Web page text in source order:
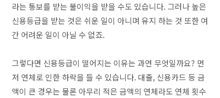
라는 통보를 받는 불이익을 받을 수도 있습니다. 그러나 높은
신용등급을 받는 것은 쉬운 일이 아니며 유지 하는 것 또한 여
간 어려운 일이 아닐 수 없죠.
그렇다면 신용등급이 떨어지는 이유는 과연 무엇일까요? 먼
저 연체로 인한 하락을 들 수 있습니다. 대출, 신용카드 등 금
액이 큰 경우는 물론 아무리 적은 금액의 연체라도 연체 횟수